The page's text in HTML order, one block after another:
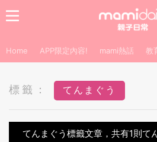
Home APP限定內容! mami熱話 教
標籤： てんまぐう
てんまぐう標籤文章，共有1則て